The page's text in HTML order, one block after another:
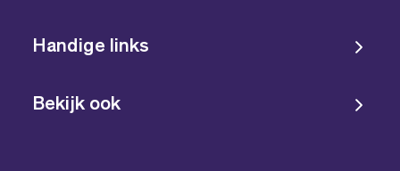
Handige links
Bekijk ook